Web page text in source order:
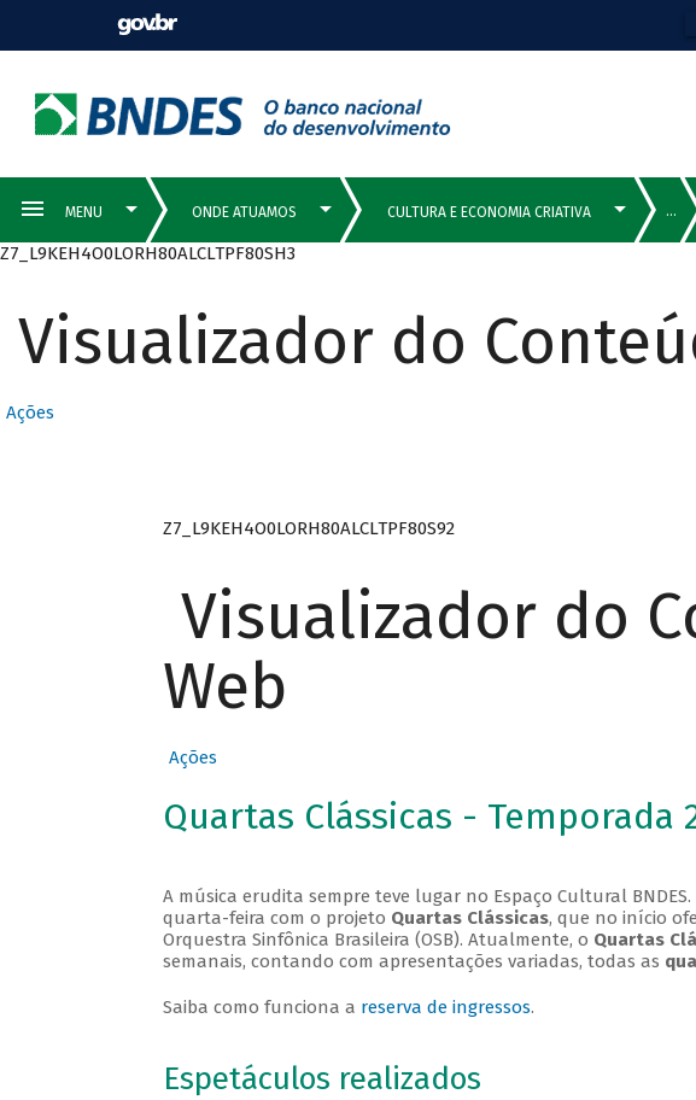
Z7_L9KEH4O0LORH80ALCLTPF80SH3
Visualizador do
Ações
Z7_L9KEH4O0LORH80ALCLTPF80S92
Visualizador do
Web
Ações
Quartas Clássicas - Temporada
A música erudita sempre teve lugar no Espaço Cultural
quarta-feira com o projeto Quartas Clássicas, que no início
Orquestra Sinfônica Brasileira (OSB). Atualmente, o Quartas
semanais, contando com apresentações variadas, todas as
Saiba como funciona a reserva de ingressos.
Espetáculos realizados